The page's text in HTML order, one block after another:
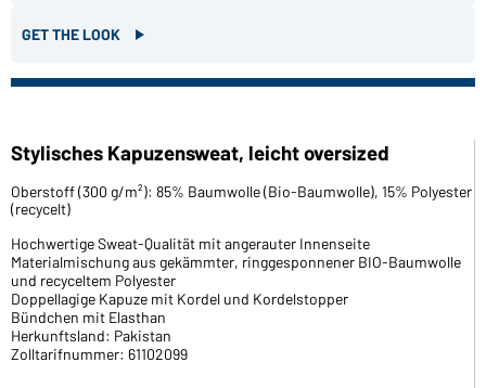
GET THE LOOK
Stylisches Kapuzensweat, leicht oversized
Oberstoff (300 g/m²): 85% Baumwolle (Bio-Baumwolle), 15% Polyester
(recycelt)
Hochwertige Sweat-Qualität mit angerauter Innenseite
Materialmischung aus gekämmter, ringgesponnener BIO-Baumwolle
und recyceltem Polyester
Doppellagige Kapuze mit Kordel und Kordelstopper
Bündchen mit Elasthan
Herkunftsland: Pakistan
Zolltarifnummer: 61102099